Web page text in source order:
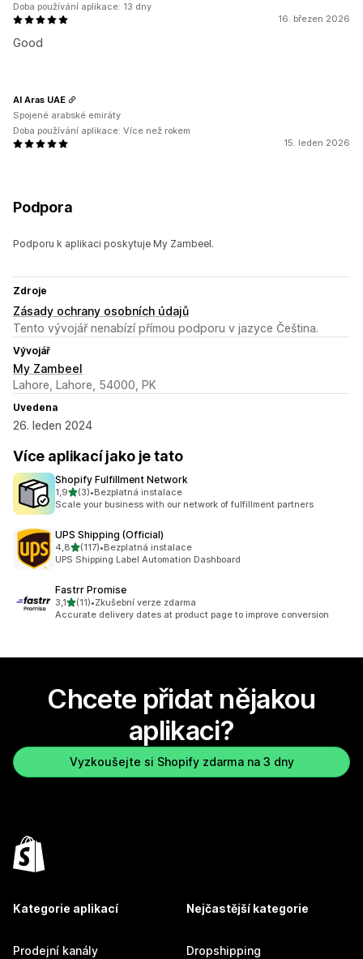
16. březen 2026
Good
Doba používání aplikace: 13 dny
15. leden 2026
Al Aras UAE
Spojené arabské emiráty
Doba používání aplikace: Více než rokem
Podpora
Podporu k aplikaci poskytuje My Zambeel.
Zdroje
Zásady ochrany osobních údajů
Tento vývojář nenabízí přímou podporu v jazyce Čeština.
Vývojář
My Zambeel
Lahore, Lahore, 54000, PK
Uvedena
26. leden 2024
Více aplikací jako je tato
Shopify Fulfillment Network
1,9z 5 hvězd
(3)
Celkový počet recenzí: 3
•Bezplatná instalace
Scale your business with our network of fulfillment partners
UPS Shipping (Official)
4,8z 5 hvězd
(117)
Celkový počet recenzí: 117
•Bezplatná instalace
UPS Shipping Label Automation Dashboard
Fastrr Promise
3,1z 5 hvězd
(11)
Celkový počet recenzí: 11
•Zkušební verze zdarma
Accurate delivery dates at product page to improve conversion
Chcete přidat nějakou
aplikaci?
Vyzkoušejte si Shopify zdarma na 3 dny
Kategorie aplikací
Prodejní kanály
Nejčastější kategorie
Dropshipping